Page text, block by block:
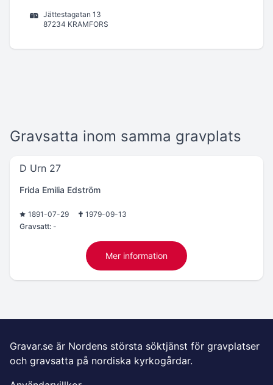
Jättestagatan 13
87234 KRAMFORS
Gravsatta inom samma gravplats
D Urn 27
Frida Emilia Edström
1891-07-29
1979-09-13
Gravsatt: -
Mer information
Gravar.se är Nordens största söktjänst för gravplatser
och gravsatta på nordiska kyrkogårdar.